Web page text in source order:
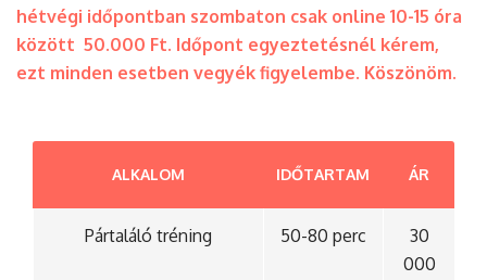
hétvégi időpontban szombaton csak online 10-15 óra
között 50.000 Ft. Időpont egyeztetésnél kérem,
ezt minden esetben vegyék figyelembe. Köszönöm.
ALKALOM IDŐTARTAM ÁR
Pártaláló tréning 50-80 perc
30
000